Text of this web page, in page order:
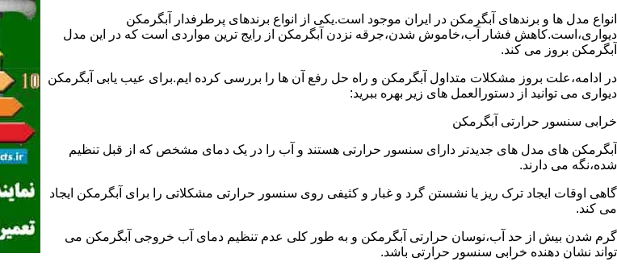
انواع مدل ها و برندهای آبگرمکن در ایران موجود است.یکی از انواع برندهای پرطرفدار آبگرمکن
دیواری،است.کاهش فشار آب،خاموش شدن،جرقه نزدن آبگرمکن از رایج ترین مواردی است که در این مدل
آبگرمکن بروز می کند.
در ادامه،علت بروز مشکلات متداول آبگرمکن و راه حل رفع آن ها را بررسی کرده ایم.برای عیب یابی آبگرمکن
دیواری می توانید از دستورالعمل های زیر بهره ببرید:
خرابی سنسور حرارتی آبگرمکن
آبگرمکن های مدل های جدیدتر دارای سنسور حرارتی هستند و آب را در یک دمای مشخص که از قبل تنظیم
شده،نگه می دارند.
گاهی اوقات ایجاد ترک ریز یا نشستن گرد و غبار و کثیفی روی سنسور حرارتی مشکلاتی را برای آبگرمکن ایجاد
می کند.
گرم شدن بیش از حد آب،نوسان حرارتی آبگرمکن و به طور کلی عدم تنظیم دمای آب خروجی آبگرمکن می
تواند نشان دهنده خرابی سنسور حرارتی باشد.